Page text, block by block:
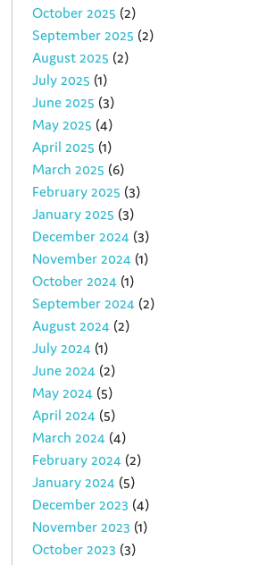
October 2025 (2)
September 2025 (2)
August 2025 (2)
July 2025 (1)
June 2025 (3)
May 2025 (4)
April 2025 (1)
March 2025 (6)
February 2025 (3)
January 2025 (3)
December 2024 (3)
November 2024 (1)
October 2024 (1)
September 2024 (2)
August 2024 (2)
July 2024 (1)
June 2024 (2)
May 2024 (5)
April 2024 (5)
March 2024 (4)
February 2024 (2)
January 2024 (5)
December 2023 (4)
November 2023 (1)
October 2023 (3)